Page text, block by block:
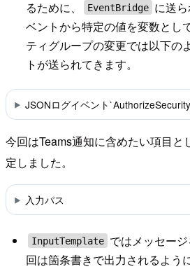
るために、
EventBridge に送
ベントから特定の値を変数とし
ティグループの変更では以下の
トが送られてきます。
JSONログイベント
今回はTeams通知に含めたい項目と
定しました。
入力パス
InputTemplate ではメッセー
回は箇条書きで出力されるよう